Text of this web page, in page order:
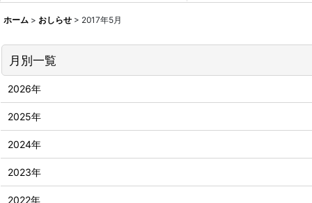
ホーム > おしらせ > 2017年5月
月別一覧
2026年
2025年
2024年
2023年
2022年